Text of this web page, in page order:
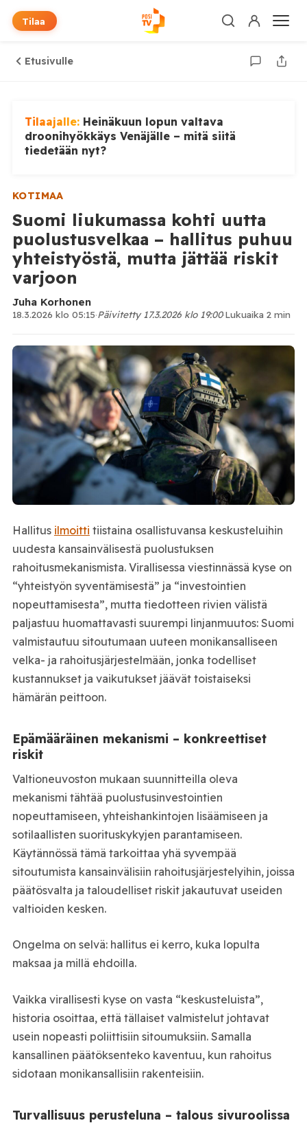
Tilaa
Etusivulle
Tilaajalle: Heinäkuun lopun valtava
droonihyökkäys Venäjälle – mitä siitä
tiedetään nyt?
KOTIMAA
Suomi liukumassa kohti uutta
puolustusvelkaa – hallitus puhuu
yhteistyöstä, mutta jättää riskit
varjoon
Juha Korhonen
18.3.2026 klo 05:15·Päivitetty 17.3.2026 klo 19:00·Lukuaika 2 min
Hallitus ilmoitti tiistaina osallistuvansa keskusteluihin
uudesta kansainvälisestä puolustuksen
rahoitusmekanismista. Virallisessa viestinnässä kyse on
“yhteistyön syventämisestä” ja “investointien
nopeuttamisesta”, mutta tiedotteen rivien välistä
paljastuu huomattavasti suurempi linjanmuutos: Suomi
valmistautuu sitoutumaan uuteen monikansalliseen
velka- ja rahoitusjärjestelmään, jonka todelliset
kustannukset ja vaikutukset jäävät toistaiseksi
hämärän peittoon.
Epämääräinen mekanismi – konkreettiset
riskit
Valtioneuvoston mukaan suunnitteilla oleva
mekanismi tähtää puolustusinvestointien
nopeuttamiseen, yhteishankintojen lisäämiseen ja
sotilaallisten suorituskykyjen parantamiseen.
Käytännössä tämä tarkoittaa yhä syvempää
sitoutumista kansainvälisiin rahoitusjärjestelyihin, joissa
päätösvalta ja taloudelliset riskit jakautuvat useiden
valtioiden kesken.
Ongelma on selvä: hallitus ei kerro, kuka lopulta
maksaa ja millä ehdoilla.
Vaikka virallisesti kyse on vasta “keskusteluista”,
historia osoittaa, että tällaiset valmistelut johtavat
usein nopeasti poliittisiin sitoumuksiin. Samalla
kansallinen päätöksenteko kaventuu, kun rahoitus
sidotaan monikansallisiin rakenteisiin.
Turvallisuus perusteluna – talous sivuroolissa